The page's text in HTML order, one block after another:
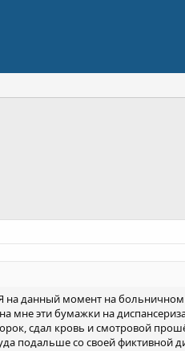
на данный момент на
мне эти бумажки на
сдал кровь и смотровой
подальше со своей фиктивной